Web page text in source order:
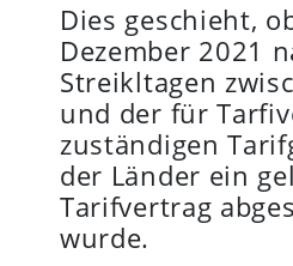
Dies geschieht,
Dezember 2021
Streikltagen
und der für
zuständigen
der Länder ein
Tarifvertrag
wurde.